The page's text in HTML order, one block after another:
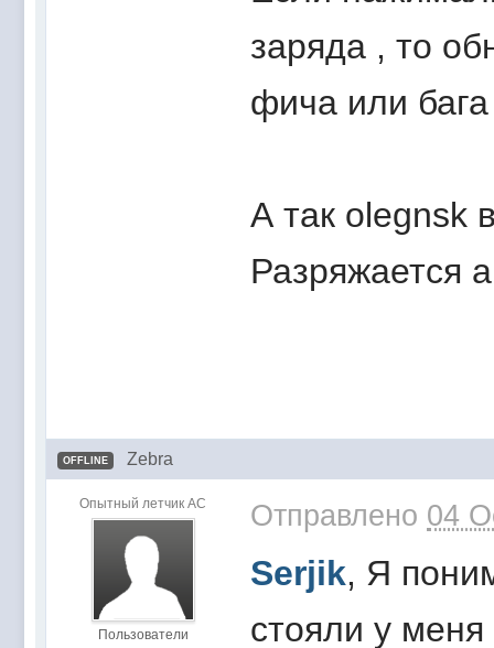
заряда , то
фича или
А так olegnsk
Разряжается
OFFLINE Zebra
Опытный летчик АС
Пользователи
Отправлено 04
Serjik, Я
стояли у